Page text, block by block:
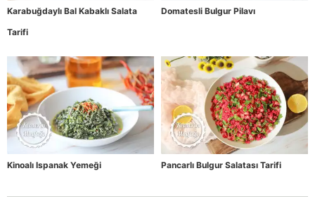
Karabuğdaylı Bal Kabaklı Salata
Tarifi
Domatesli Bulgur Pilavı
Kinoalı Ispanak Yemeği Pancarlı Bulgur Salatası Tarifi